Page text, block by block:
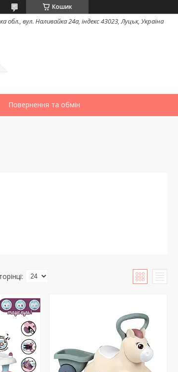
Кошик
обл., вул. Наливайка 24а, індекс 43023, Луцьк, Україна
Повернення та обмін